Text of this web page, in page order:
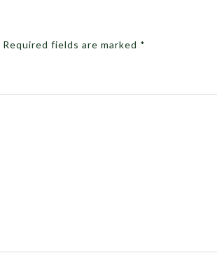
Required fields are marked *